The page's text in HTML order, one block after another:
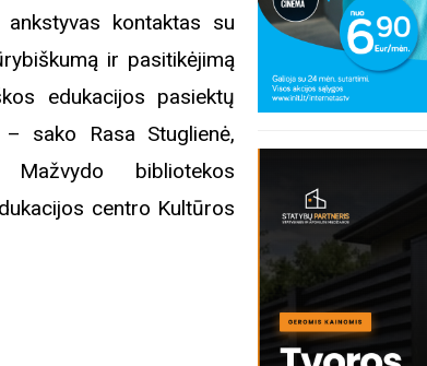
kontaktas su
ir pasitikėjimą
edukacijos pasiektų
sako Rasa Stuglienė,
bibliotekos
centro Kultūros